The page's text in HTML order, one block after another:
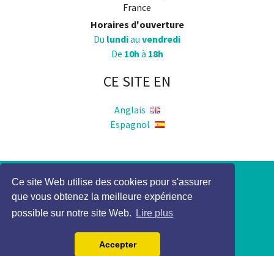
Ce site Web utilise des cookies pour s'assurer
que vous obtenez la meilleure expérience
possible sur notre site Web.
Lire plus
Accepter
France
Horaires d'ouverture
Du lundiau vendredi
De 10h à 18h
CE SITE EN
Anglais
Espagnol
Politique de Confidentialité
Mention légale
2017 Elocky Tous droits réservés